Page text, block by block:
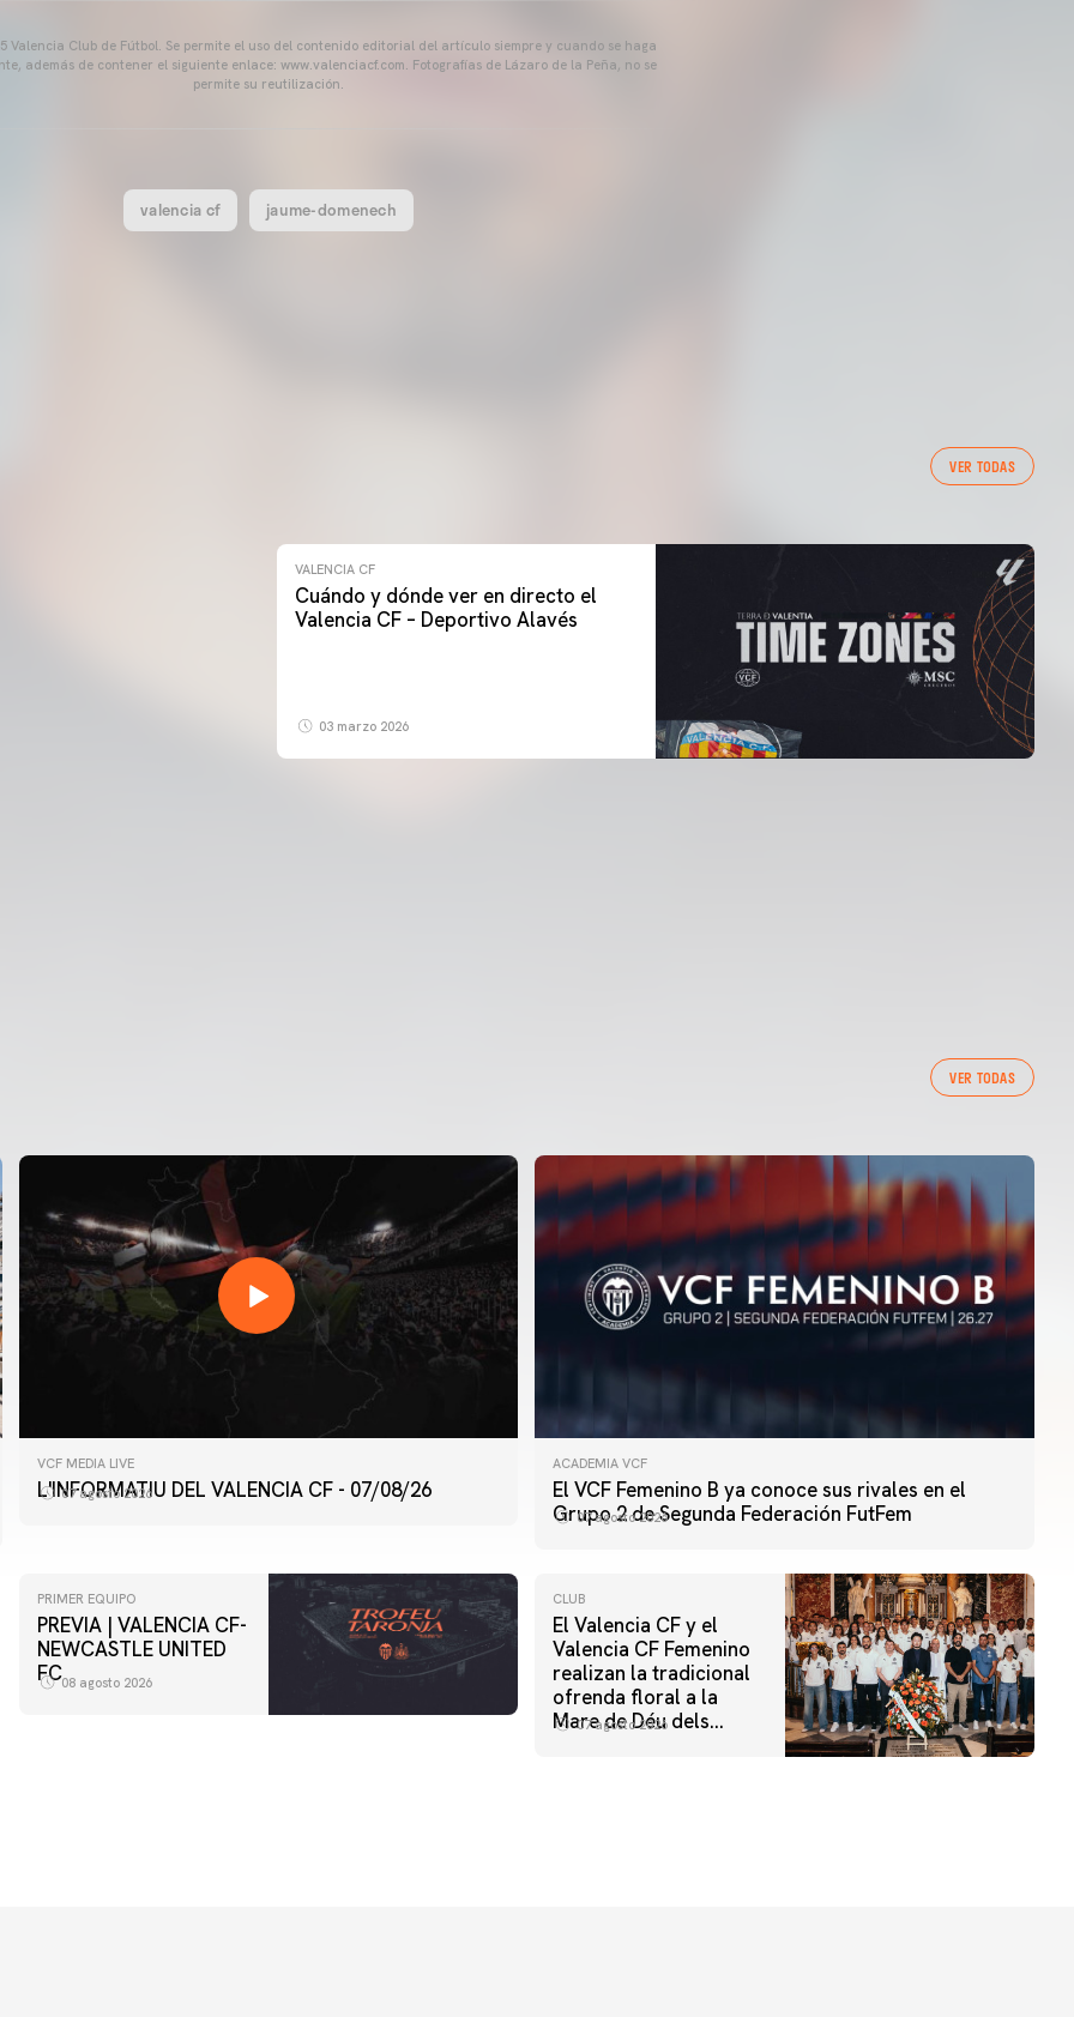
Valencia Club de Fútbol. Se permite el uso del contenido editorial del artículo siempre y cuando se haga
además de contener el siguiente enlace: www.valenciacf.com. Fotografías de Lázaro de la Peña, no se
permite su reutilización.
valencia cf jaume-domenech
VER TODAS
VALENCIA CF
Cuándo y dónde ver en directo el
Valencia CF – Deportivo Alavés
03 marzo 2026
VER TODAS
VCF MEDIA LIVE
L'INFORMATIU DEL VALENCIA CF - 07/08/26
07 agosto 2026
ACADEMIA VCF
El VCF Femenino B ya conoce sus rivales en el
Grupo 2 de Segunda Federación FutFem
07 agosto 2026
PRIMER EQUIPO
PREVIA | VALENCIA CF-
NEWCASTLE UNITED
FC08 agosto 2026
CLUB
El Valencia CF y el
Valencia CF Femenino
realizan la tradicional
ofrenda floral a la
Mare de Déu dels
07 agosto 2026